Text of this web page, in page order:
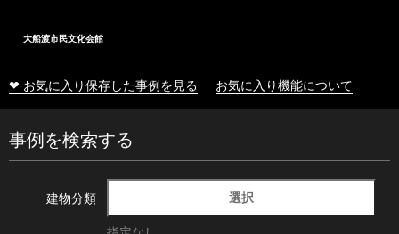
大船渡市民文化会館
❤ お気に入り保存した事例を見る お気に入り機能について
事例を検索する
建物分類 選択